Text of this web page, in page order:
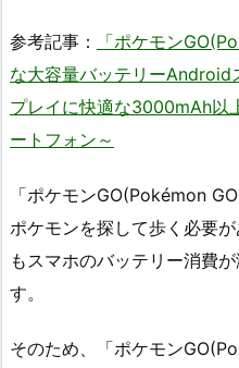
参考記事：
「ポケモン
な大容量バッテリーAndroid
プレイに快適な3000mAh以
ートフォン～
「ポケモンGO(Pokémon
ポケモンを探して歩く必要
もスマホのバッテリー消費
す。
そのため、「ポケモン